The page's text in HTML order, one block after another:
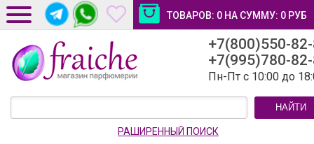
ТОВАРОВ: 0 НА СУММУ: 0 РУБ
ДОСТАВКА И ОПЛАТА
НОВОСТИ И СТАТЬИ
+7(800)550-
+7(995)780-
Пн-Пт с 10:00 до
НАЙТИ
РАШИРЕННЫЙ ПОИСК